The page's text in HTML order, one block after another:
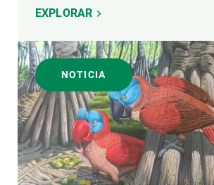
EXPLORAR
NOTICIA